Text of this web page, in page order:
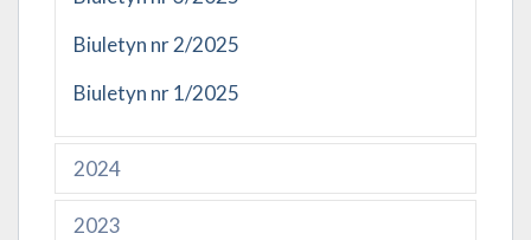
Biuletyn nr 2/2025
Biuletyn nr 1/2025
2024
2023